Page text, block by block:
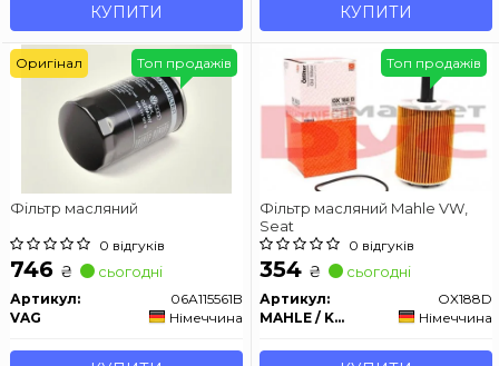
КУПИТИ КУПИТИ
Фільтр масляний
0 відгуків
746 ₴ сьогодні
Артикул:
06A115561B
VAG
Німеччина
Топ продажів
Оригінал
Фільтр масляний Mahle VW,
Seat
0 відгуків
354 ₴ сьогодні
Артикул:
OX188D
MAHLE / KNECHT
Німеччина
Топ продажів